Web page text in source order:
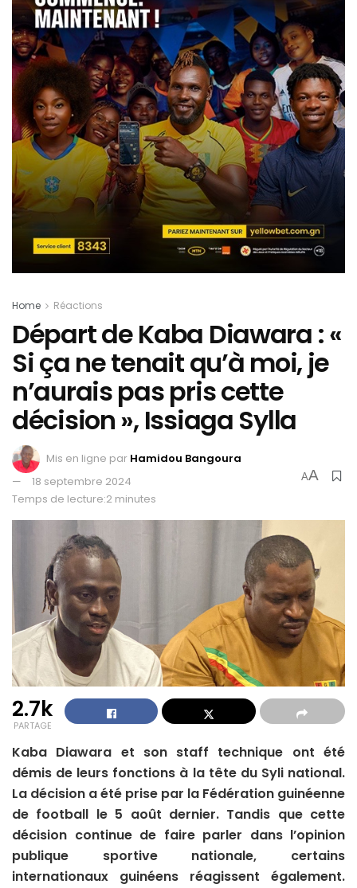
Home Réactions
Départ de Kaba Diawara : «
Si ça ne tenait qu’à moi, je
n’aurais pas pris cette
décision », Issiaga Sylla
Mis en ligne par Hamidou Bangoura
18 septembre 2024
Temps de lecture:2 minutes
AA
2.7k
PARTAGE
Kaba Diawara et son staff technique ont été
démis de leurs fonctions à la tête du Syli national.
La décision a été prise par la Fédération guinéenne
de football le 5 août dernier. Tandis que cette
décision continue de faire parler dans l’opinion
publique sportive nationale, certains
internationaux guinéens réagissent également.